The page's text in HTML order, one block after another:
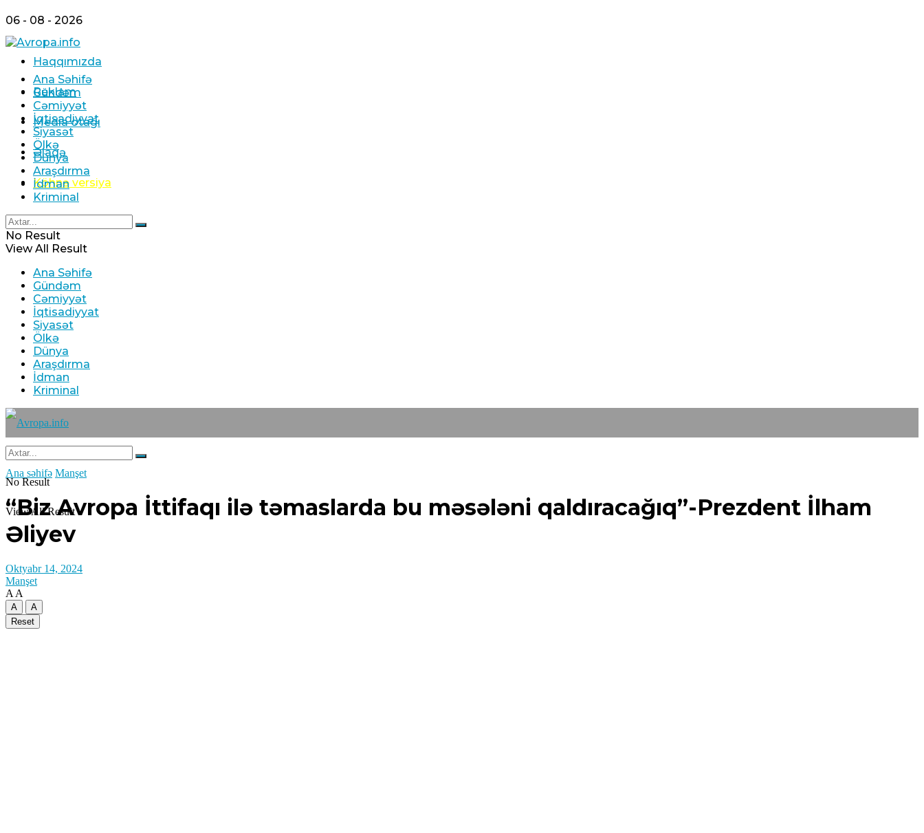
06 - 08 - 2026
Haqqımızda
Reklam
Media otağı
Əlaqə
Köhnə versiya
Ana Səhifə
Gündəm
Cəmiyyət
İqtisadiyyat
Siyasət
Ölkə
Dünya
Araşdırma
İdman
Kriminal
No Result
View All Result
Ana Səhifə
Gündəm
Cəmiyyət
İqtisadiyyat
Siyasət
Ölkə
Dünya
Araşdırma
İdman
Kriminal
No Result
View All Result
Ana səhifə Manşet
“Biz Avropa İttifaqı ilə təmaslarda bu məsələni qaldıracağıq”-Prezdent İlham
Əliyev
Oktyabr 14, 2024
Manşet
A A
A
A
Reset